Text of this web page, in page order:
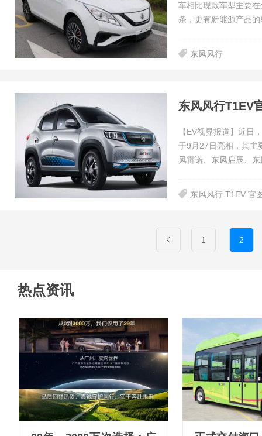
车相比现款车型主要
条，更有新能源产品
东风风行
东风风行T1EV
【EV视界报道】近日
于9月27日亮相，其主
风雷诺、东风启辰、
东风风行 T1EV 官
1 2
热点资讯